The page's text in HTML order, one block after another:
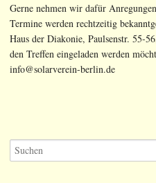
Gerne nehmen wir dafür
Termine werden rechtzeitig
Haus der Diakonie, Paulsenstr. 55-
den Treffen eingeladen werden
info@solarverein-berlin.de